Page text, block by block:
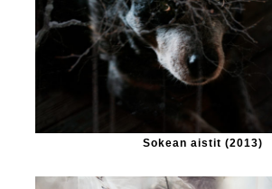
Sokean aistit (2013)